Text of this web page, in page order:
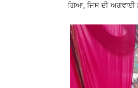
ਗਿਆ, ਜਿਸ ਦੀ ਅਗਵਾਈ